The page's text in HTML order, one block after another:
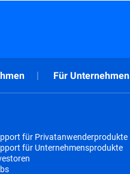
Für Unternehmen
für Privatanwenderprodukte
für Unternehmensprodukte